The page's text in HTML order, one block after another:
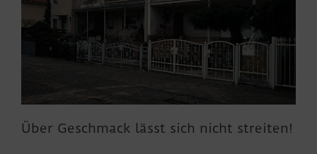
Über Geschmack lässt sich nicht streiten!